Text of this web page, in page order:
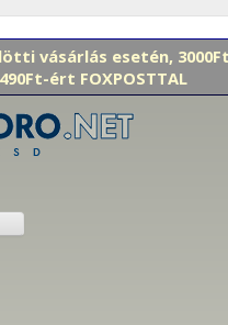
vásárlás esetén,
ért FOXPOSTTAL